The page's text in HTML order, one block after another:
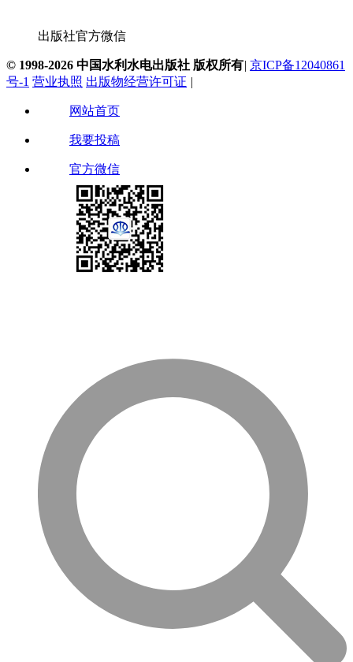
出版社官方微信
© 1998-2026 中国水利水电出版社 版权所有| 京ICP备12040861
号-1 营业执照 出版物经营许可证 |
网站首页
我要投稿
官方微信